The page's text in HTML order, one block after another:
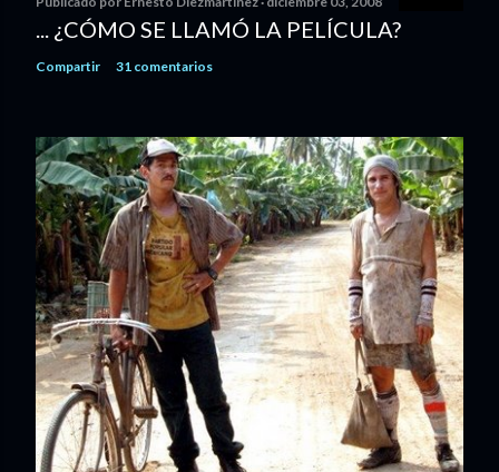
... ¿CÓMO SE LLAMÓ LA PELÍCULA?
Compartir 31 comentarios